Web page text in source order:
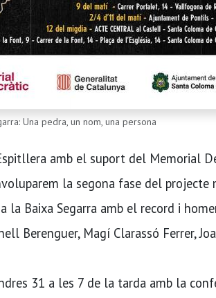
Una pedra, un nom, una persona
amb el suport del Memorial
la segona fase del projecte
la Baixa Segarra amb el record i
Berenguer, Magí Clarassó Ferrer,
31 a les 7 de la tarda amb la